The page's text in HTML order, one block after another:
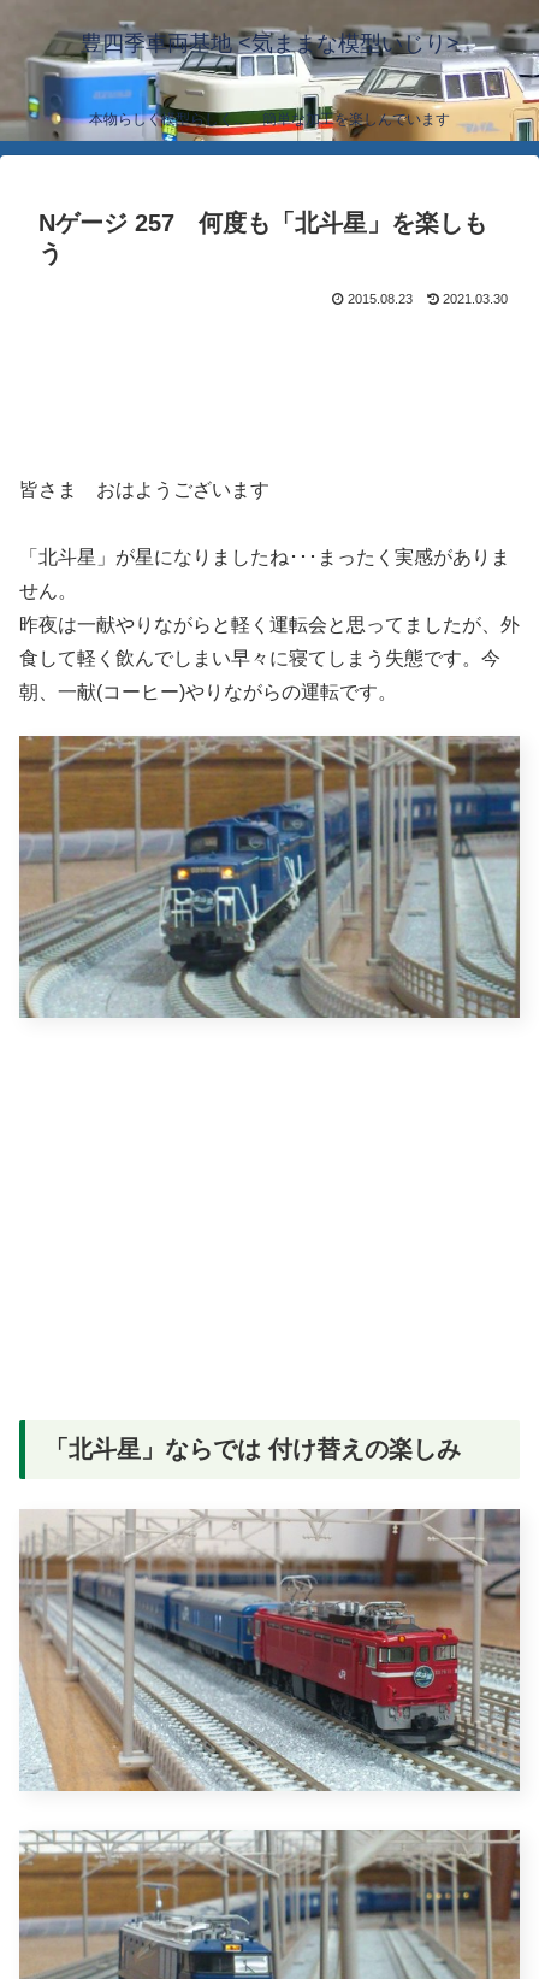
豊四季車両基地 <気ままな模型いじり>
本物らしく模型らしく… 簡単な加工を楽しんでいます
Nゲージ 257 何度も「北斗星」を楽しも
う
2015.08.23 2021.03.30
皆さま おはようございます
「北斗星」が星になりましたね･･･まったく実感がありま
せん。
昨夜は一献やりながらと軽く運転会と思ってましたが、外
食して軽く飲んでしまい早々に寝てしまう失態です。今
朝、一献(コーヒー)やりながらの運転です。
「北斗星」ならでは 付け替えの楽しみ